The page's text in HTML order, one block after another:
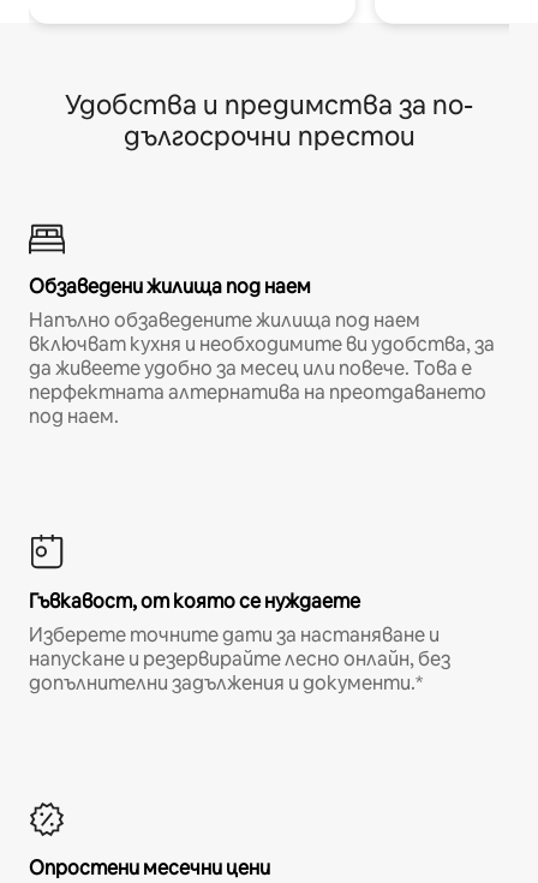
Удобства и предимства за по-
дългосрочни престои
Обзаведени жилища под наем
Напълно обзаведените жилища под наем
включват кухня и необходимите ви удобства, за
да живеете удобно за месец или повече. Това е
перфектната алтернатива на преотдаването
под наем.
Гъвкавост, от която се нуждаете
Изберете точните дати за настаняване и
напускане и резервирайте лесно онлайн, без
допълнителни задължения и документи.*
Опростени месечни цени